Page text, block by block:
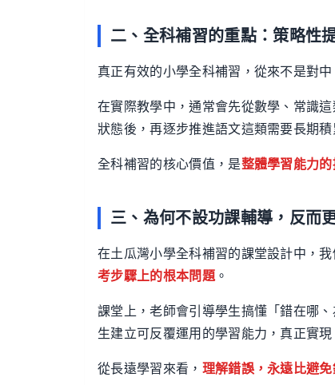
二、全科補習的重點：策略性
真正有效的小學全科補習，從來不是對
在實際教學中，通常會先從數學、常識
狀態後，再逐步推進語文這類需要長期積
全科補習的核心價值，是整體學習能力
三、為何不設功課輔導，反而
在土瓜灣小學全科補習的課堂設計中，
考步驟上的根本問題。
課堂上，老師會引導學生搞懂「錯在哪
生建立可反覆運用的學習能力，真正實
從長遠學習來看， 理解錯誤，永遠比避